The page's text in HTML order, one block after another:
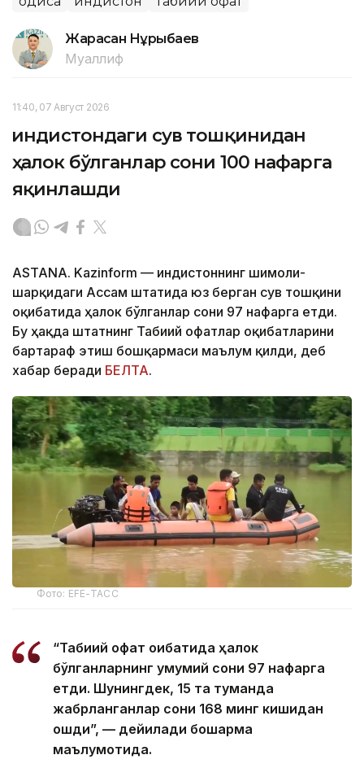
Жарасқан Нұрыбаев
Муаллиф
11:40, 07 Август 2026
Ҳиндистондаги сув тошқинидан
ҳалок бўлганлар сони 100 нафарга
яқинлашди
ASTANA. Kazinform — Ҳиндистоннинг шимоли-
шарқидаги Ассам штатида юз берган сув тошқини
оқибатида ҳалок бўлганлар сони 97 нафарга етди.
Бу ҳақда штатнинг Табиий офатлар оқибатларини
бартараф этиш бошқармаси маълум қилди, деб
хабар беради БЕЛТА.
Фото: EFE-ТАСС
“Табиий офат оқибатида ҳалок
бўлганларнинг умумий сони 97 нафарга
етди. Шунингдек, 15 та туманда
жабрланганлар сони 168 минг кишидан
ошди”, — дейилади бошқарма
маълумотида.